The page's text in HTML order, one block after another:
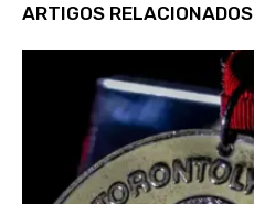
ARTIGOS RELACIONADOS